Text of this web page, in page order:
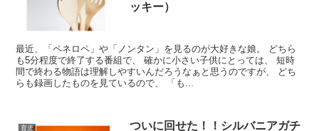
ッキー）
最近、「ペネロペ」や「ノンタン」を見るのが大好きな娘。 どちら
も5分程度で終了する番組で、 確かに小さい子供にとっては、 短時
間で終わる物語は理解しやすいんだろうなぁと思うのですが、 どち
らも録画したものを見ているので、 「も...
育児
ついに回せた！！シルバニアガチ